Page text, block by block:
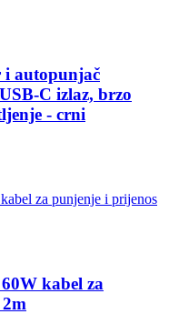
i autopunjač
C izlaz, brzo
- crni
kabel za